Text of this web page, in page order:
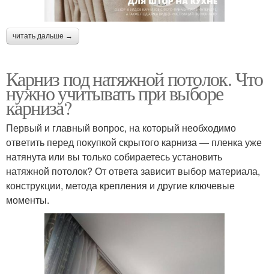
читать дальше →
Карниз под натяжной потолок. Что
нужно учитывать при выборе
карниза?
Первый и главный вопрос, на который необходимо
ответить перед покупкой скрытого карниза — пленка уже
натянута или вы только собираетесь установить
натяжной потолок? От ответа зависит выбор материала,
конструкции, метода крепления и другие ключевые
моменты.